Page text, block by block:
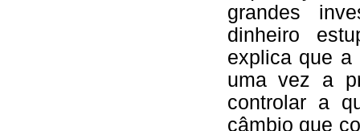
grandes
dinheiro
explica que a
uma vez a
controlar a
câmbio que